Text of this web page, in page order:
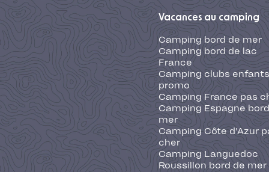
Vacances au camping
Camping bord de mer
Camping bord de lac
France
Camping clubs
promo
Camping France pas
Camping Espagne
mer
Camping Côte d'Azur
cher
Camping Languedoc
Roussillon bord de mer